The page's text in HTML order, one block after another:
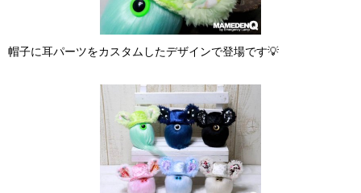
帽子に耳パーツをカスタムしたデザインで登場です💡